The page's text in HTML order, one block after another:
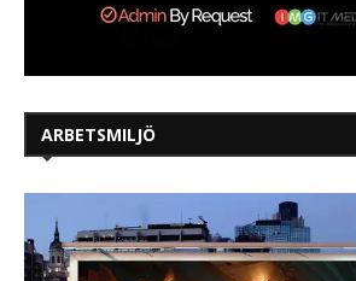
ARBETSMILJÖ